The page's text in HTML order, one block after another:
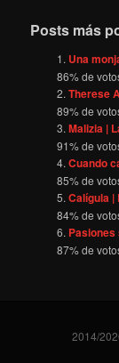
Posts más
Una
86% de
Therese
89% de
Malizia |
91% de
Cuando
85% de
Calígula |
84% de
87% de
2014/